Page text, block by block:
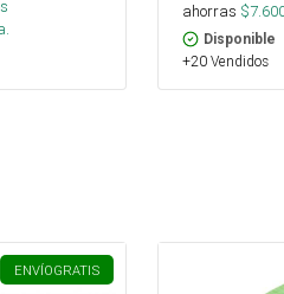
ahorras $
Disponible
+20 Vendidos
ENVÍOGRATIS